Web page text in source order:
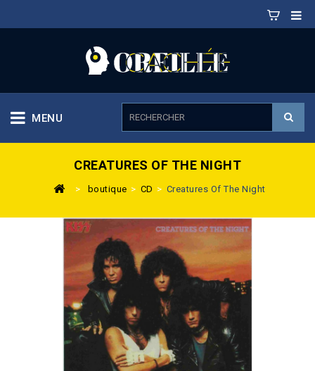
MENU
CREATURES OF THE NIGHT
> boutique > CD > Creatures Of The Night